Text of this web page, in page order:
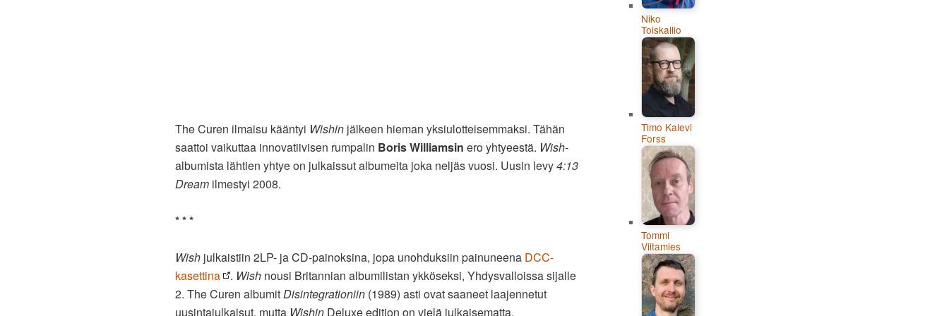
The Curen ilmaisu kääntyi Wishin jälkeen hieman yksiulotteisemmaksi. Tähän
saattoi vaikuttaa innovatiivisen rumpalin Boris Williamsin ero yhtyeestä. Wish-
albumista lähtien yhtye on julkaissut albumeita joka neljäs vuosi. Uusin levy4:13
Dream ilmestyi 2008.
* * *
Wish julkaistiin 2LP- ja CD-painoksina, jopa unohduksiin painuneena DCC-
kasettina
. Wish nousi Britannian albumilistan ykköseksi, Yhdysvalloissa sijalle
2. The Curen albumitDisintegrationiin (1989) asti ovat saaneet laajennetut
uusintajulkaisut, mutta Wishin Deluxe edition on vielä julkaisematta.
Niko
Toiskallio
Timo Kalevi
Forss
Tommi
Viitamies